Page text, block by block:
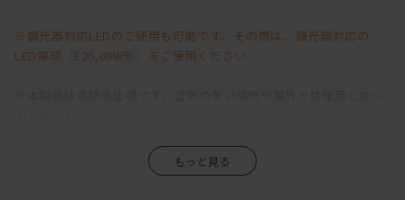
ます。
※調光器対応LEDのご使用も可能です。その際は、調光器対応の
LED電球（E26,60W形）をご使用ください
※落下して危険が生じるおそれのある場所への設置はお避けくださ